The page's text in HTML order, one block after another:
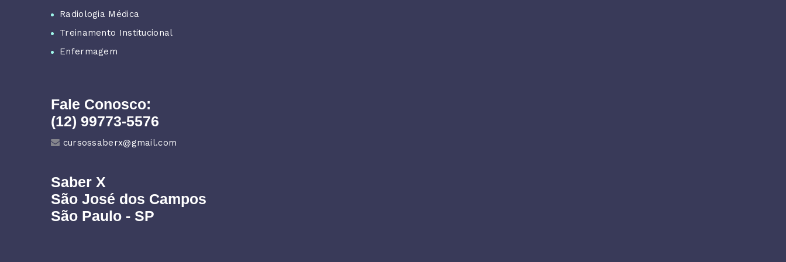
Radiologia Médica
Treinamento Institucional
Enfermagem
Fale Conosco:
(12) 99773-5576
cursossaberx@gmail.com
Saber X
São José dos Campos
São Paulo - SP